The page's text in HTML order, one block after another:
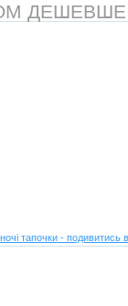
ДЕШЕВШЕ
тапочки - подивитись